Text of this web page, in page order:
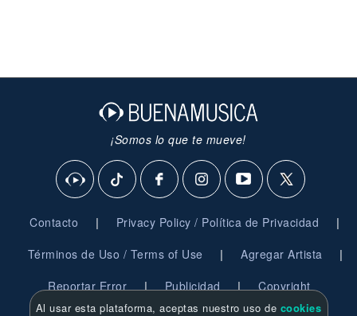
¡Somos lo que te mueve!
Contacto | Privacy Policy / Política de Privacidad |
Términos de Uso / Terms of Use | Agregar Artista |
Reportar Error | Publicidad | Copyright
Al usar esta plataforma, aceptas nuestro uso de cookies